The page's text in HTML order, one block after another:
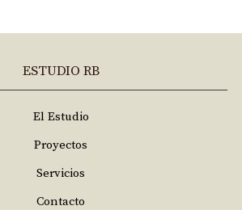
ESTUDIO RB
El Estudio
Proyectos
Servicios
Contacto